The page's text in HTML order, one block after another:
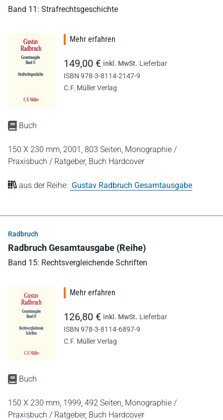
Band 11: Strafrechtsgeschichte
Buch
150 X 230 mm, 2001, 803 Seiten, Monographie /
Praxisbuch / Ratgeber, Buch Hardcover
aus der Reihe: Gustav Radbruch Gesamtausgabe
Mehr erfahren
149,00 € inkl. MwSt. Lieferbar
ISBN 978-3-8114-2147-9
C.F. Müller Verlag
Radbruch
Radbruch Gesamtausgabe (Reihe)
Band 15: Rechtsvergleichende Schriften
Buch
150 X 230 mm, 1999, 492 Seiten, Monographie /
Praxisbuch / Ratgeber, Buch Hardcover
Mehr erfahren
126,80 € inkl. MwSt. Lieferbar
ISBN 978-3-8114-6897-9
C.F. Müller Verlag